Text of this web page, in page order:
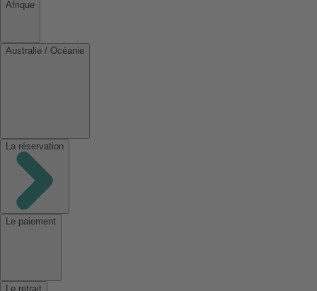
Afrique
Australie / Océanie
La réservation
Le paiement
Le retrait